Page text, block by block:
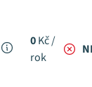
0Kč /
rok